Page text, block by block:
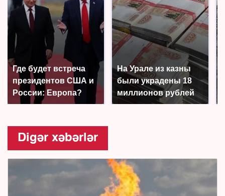
Где будет встреча
президентов США и
России: Европа?
На Урале из казны
были украдены 18
миллионов рублей
Digər xəbərlər